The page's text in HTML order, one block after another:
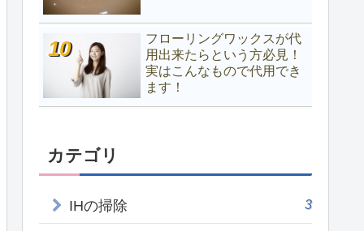
フローリングワックスが代
用出来たらという方必見！
実はこんなもので代用でき
ます！
カテゴリ
IHの掃除 3